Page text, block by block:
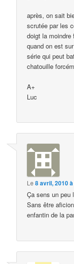
après, on sait
scrutée par les
doigt la
quand on est
série qui peut
chatouille
A+
Luc
Le8 avril, 2010
Ça sens un peu
Sans être
enfantin de la